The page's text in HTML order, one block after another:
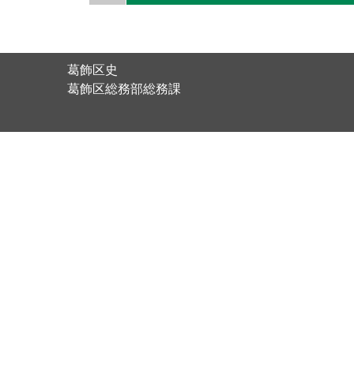
葛飾区史
葛飾区総務部総務課